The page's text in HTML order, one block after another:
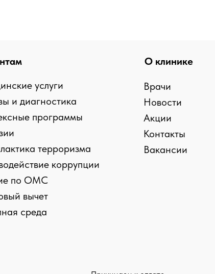
О клинике
Врачи
Новости
Акции
Контакты
Вакансии
услуги
и диагностика
программы
терроризма
коррупции
по ОМС
вычет
среда
статистики
персональных данных